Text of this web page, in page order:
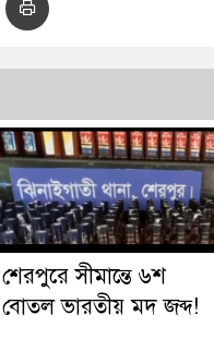
শেরপুরে সীমান্তে ৬শ
বোতল ভারতীয় মদ জব্দ!